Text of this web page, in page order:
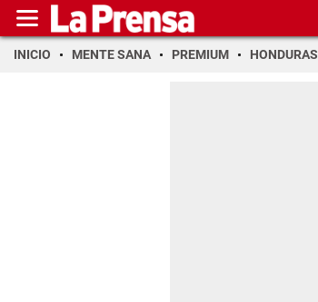
INICIO MENTE SANA PREMIUM HONDURAS